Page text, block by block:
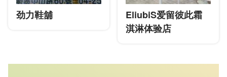
劲力鞋舖
EliubiS爱留彼此霜
淇淋体验店